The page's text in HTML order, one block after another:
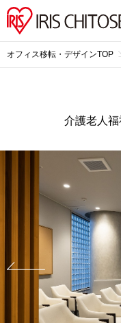
オフィス移転・デザインTOP
介護老人